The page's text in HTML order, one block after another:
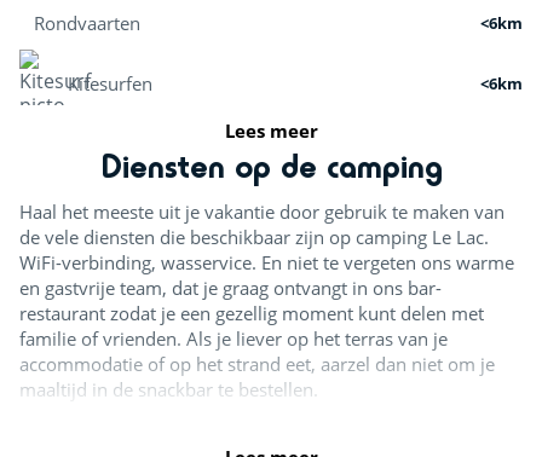
Rondvaarten <6km
Kitesurfen <6km
Paddle
Activiteiten in de natuur
Fietsverhuur <1km
Fietsroutes <1km
Lees meer
Diensten op de camping
Haal het meeste uit je vakantie door gebruik te maken van
de vele diensten die beschikbaar zijn op camping Le Lac.
WiFi-verbinding, wasservice. En niet te vergeten ons warme
en gastvrije team, dat je graag ontvangt in ons bar-
restaurant zodat je een gezellig moment kunt delen met
familie of vrienden. Als je liever op het terras van je
accommodatie of op het strand eet, aarzel dan niet om je
maaltijd in de snackbar te bestellen.